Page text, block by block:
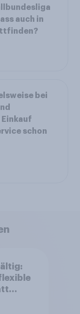
auch in
bei
Einkauf
schon